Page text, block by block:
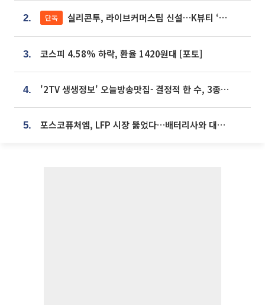
2. 단독 실리콘투, 라이브커머스팀 신설…K뷰티 ‘글로벌 판매망’ 확대[K뷰티 라방戰]
3. 코스피 4.58% 하락, 환율 1420원대 [포토]
4. '2TV 생생정보' 오늘방송맛집- 결정적 한 수, 3종 메밀면! 메밀 소바 맛집 '의○○○○'
5. 포스코퓨처엠, LFP 시장 뚫었다…배터리사와 대규모 장기 공급 합의